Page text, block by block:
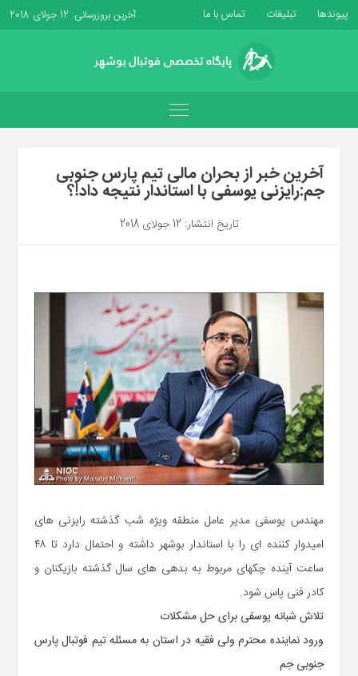
پیوندها تبلیغات تماس با ما آخرین بروزرسانی: 12 جولای 2018
آخرین خبر از بحران مالی تیم پارس جنوبی
جم:رایزنی یوسفی با استاندار نتیجه داد!؟
تاریخ انتشار: 12 جولای 2018
مهندس یوسفی مدیر عامل منطقه ویژه شب گذشته رایزنی های
امیدوار کننده ای را با استاندار بوشهر داشته و احتمال دارد تا ۴۸
ساعت آینده چکهای مربوط به بدهی های سال گذشته بازیکنان و
کادر فنی پاس شود.
تلاش شبانه یوسفی برای حل مشکلات
ورود نماینده محترم ولی فقیه در استان به مسئله تیم فوتبال پارس
جنوبی جم